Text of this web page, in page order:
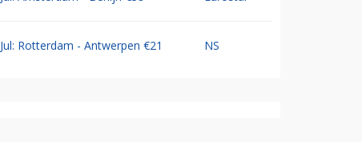
Jul: Rotterdam - Antwerpen €21 NS